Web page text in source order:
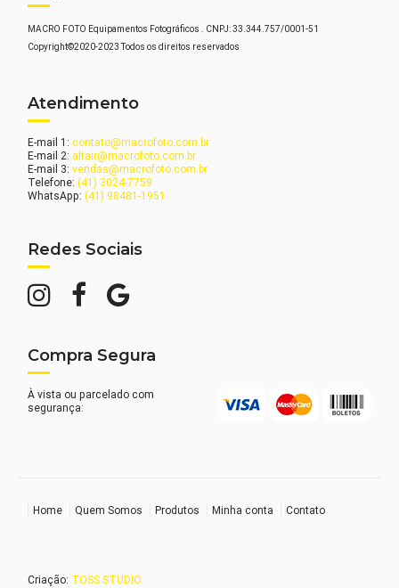
MACRO FOTO Equipamentos Fotográficos . CNPJ: 33.344.757/0001-51
Copyright©2020-2023 Todos os direitos reservados
Atendimento
E-mail 1:contato@macrofoto.com.br
E-mail 2: altair@macrofoto.com.br
E-mail 3:vendas@macrofoto.com.br
Telefone:(41) 3024-7759
WhatsApp:(41) 98481-1951
Redes Sociais
Compra Segura
À vista ou parcelado com
segurança:
Home Quem Somos Produtos Minha conta Contato
Criação: TOSS STUDIO